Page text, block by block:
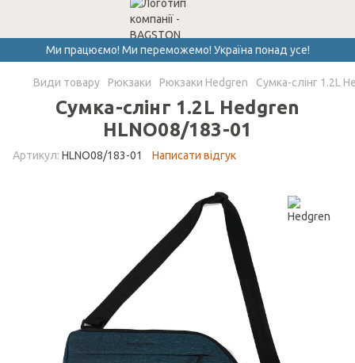
Ми працюємо! Ми переможемо! Україна понад усе!
Види товару Рюкзаки Рюкзаки Hedgren Сумка-слінг 1.2L
Сумка-слінг 1.2L Hedgren
HLNO08/183-01
Артикул: HLNO08/183-01 Написати відгук